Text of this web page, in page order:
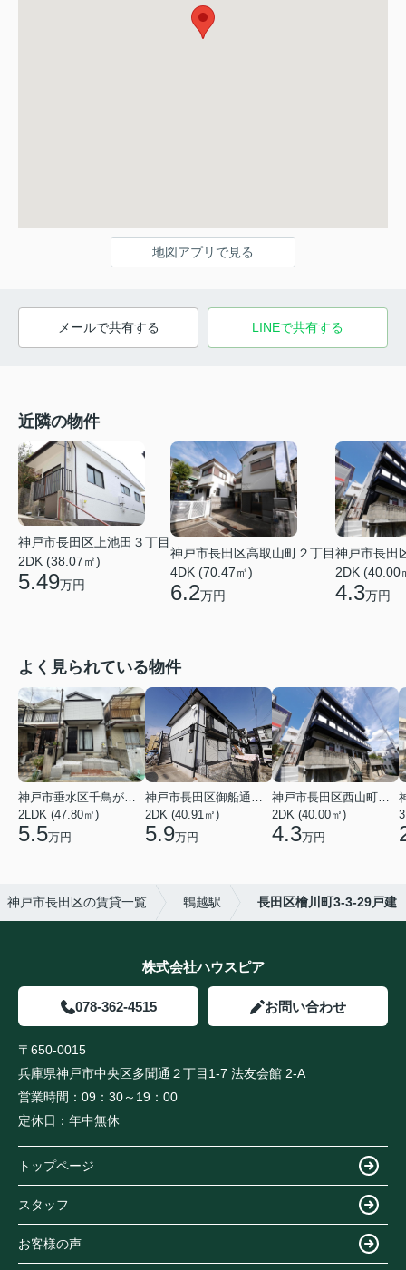
地図アプリで見る
メールで共有する LINEで共有する
近隣の物件
神戸市長田区上池田３丁目
2DK (38.07㎡)
5.49万円
神戸市長田区高取山町２丁目
4DK (70.47㎡)
6.2万円
神戸市長田
2DK (40.00
4.3万円
よく見られている物件
神戸市垂水区千鳥が丘３丁目
2LDK (47.80㎡)
5.5万円
神戸市長田区御船通３丁目
2DK (40.91㎡)
5.9万円
神戸市長田区西山町４丁目
2DK (40.00㎡)
4.3万円
神戸市長田区の賃貸一覧 鵯越駅 長田区檜川町3-3-29戸建
株式会社ハウスピア
078-362-4515 お問い合わせ
〒650-0015
兵庫県神戸市中央区多聞通２丁目1-7 法友会館 2-A
営業時間： 09：30～19：00
定休日： 年中無休
トップページ
スタッフ
お客様の声